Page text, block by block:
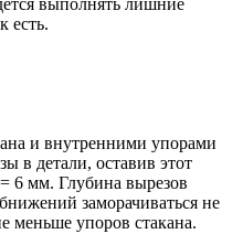
выполнять лишние
есть.
и внутренними упорами
в детали, оставив этот
6 мм. Глубина вырезов
заморачиваться не
меньше упоров стакана.